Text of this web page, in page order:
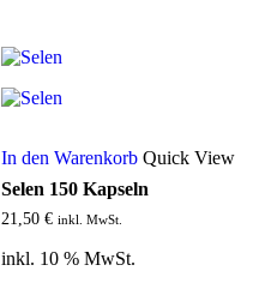
In den Warenkorb Quick View
Selen 150 Kapseln
21,50 € inkl. MwSt.
inkl. 10 % MwSt.